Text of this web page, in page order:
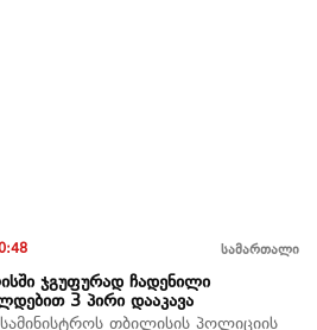
სამართალი
ჯგუფურად ჩადენილი
3 პირი დააკავა